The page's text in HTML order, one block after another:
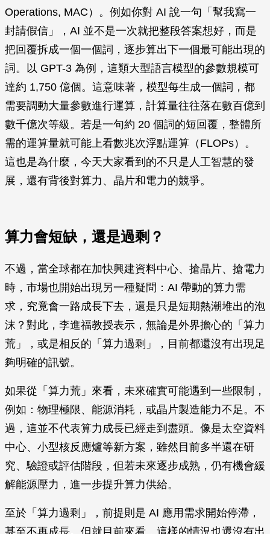
Operations, MAC）。例如你對 AI 說一句「幫我寫一
封請假信」，AI 並不是一次就把整段答案想好，而是
把回覆拆成一個一個詞，逐步算出下一個最可能出現的
詞。以 GPT-3 為例，這類大型語言模型的參數規模可
達約 1,750 億個。這意味著，模型每生成一個詞，都
需要調動大量參數進行運算，計算量往往落在數百億到
數千億次等級。若是一句約 20 個詞的短回覆，整體所
需的運算量就可能上看數兆次浮點運算（FLOPs）。
這也是為什麼，今天大家看到的不只是人工智慧的發
展，還有背後對算力、晶片和電力的競爭。
算力會短缺，還是過剩？
不過，當全球都在加快興建資料中心、搶晶片、搶電力
時，市場也開始出現另一種疑問：AI 帶動的算力需
求，究竟會一路成長下去，還是只是短期熱潮堆出的泡
沫？對此，李進福教授表示，無論是外界擔心的「算力
荒」，或是相反的「算力過剩」，目前都還沒有出現足
夠明確的訊號。
如果從「算力荒」來看，未來確實可能遇到一些限制，
例如：物理極限、能源消耗，或晶片製造能力不足。不
過，這並不代表算力成長已經走到盡頭。像是太空資料
中心、小型核反應爐等新方案，雖然目前多半還在研
究、驗證或評估階段，但若未來逐步成熟，仍有機會緩
解能源壓力，進一步提升算力供給。
至於「算力過剩」，前提則是 AI 應用需求開始停滯，
甚至不再成長。但就目前來看，這樣的情況也還沒有出